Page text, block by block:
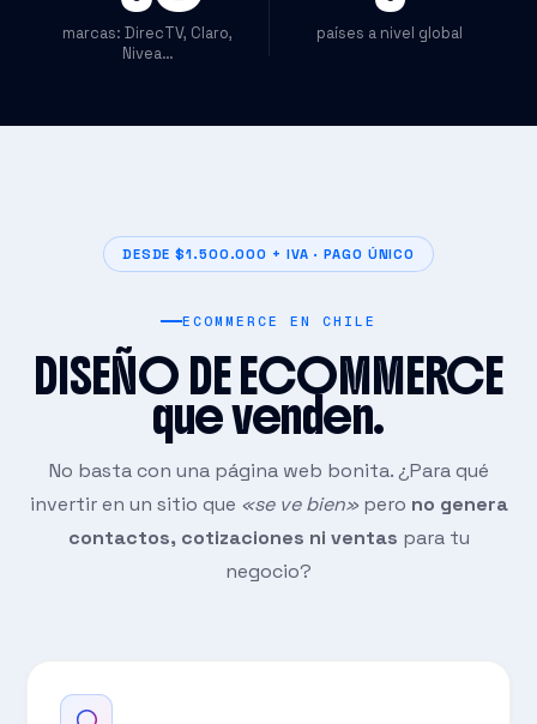
marcas: DirecTV, Claro,
Nivea…
países a nivel global
DESDE $1.500.000 + IVA · PAGO ÚNICO
ECOMMERCE EN CHILE
DISEÑO DE ECOMMERCE
que venden.
No basta con una página web bonita. ¿Para qué
invertir en un sitio que «se ve bien»pero no genera
contactos, cotizaciones ni ventas para tu
negocio?